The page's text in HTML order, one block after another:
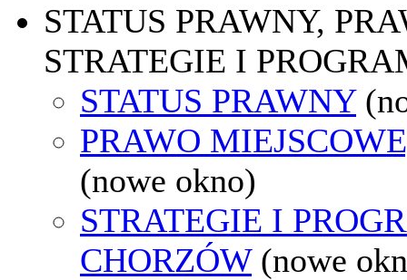
STATUS PRAWNY,
STRATEGIE I
STATUS PRAWNY
PRAWO
(nowe okno)
STRATEGIE I
CHORZÓW (nowe